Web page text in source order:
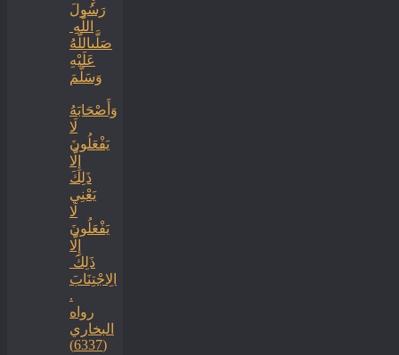
رَسُولَ
اللَّهِ ‏
‏صَلَّىاللَّهُ
عَلَيْهِ
وَسَلَّمَ
‏وَأَصْحَابَهُ
لَا
يَفْعَلُونَ
إِلَّا
ذَلِكَ
‏‏يَعْنِي
لَا
يَفْعَلُونَ
إِلَّا
ذَلِكَ ‏
‏الِاجْتِنَابَ
.
رواه
البخاري
(6337)